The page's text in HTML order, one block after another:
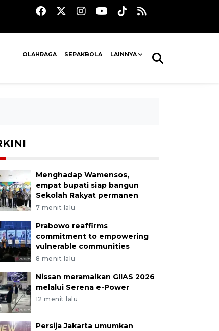
OLAHRAGA SEPAKBOLA LAINNYA
Menghadap Wamensos,
empat bupati siap bangun
Sekolah Rakyat permanen
7 menit lalu
Prabowo reaffirms
commitment to empowering
vulnerable communities
8 menit lalu
Nissan meramaikan GIIAS 2026
melalui Serena e-Power
12 menit lalu
Persija Jakarta umumkan